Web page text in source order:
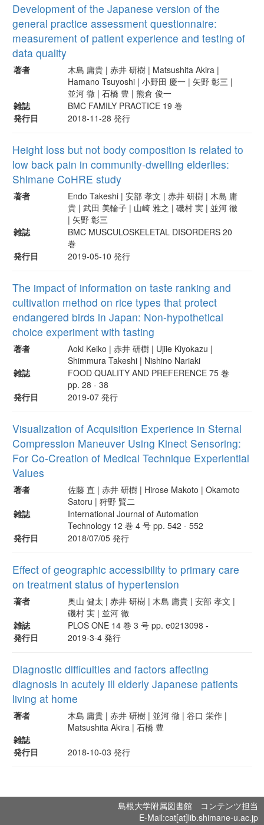
Development of the Japanese version of the
general practice assessment questionnaire:
measurement of patient experience and testing of
data quality
著者
木島 庸貴 | 赤井 研樹 | Matsushita Akira |
Hamano Tsuyoshi | 小野田 慶一 | 矢野 彰三 |
並河 徹 | 石橋 豊 | 熊倉 俊一
雑誌
BMC FAMILY PRACTICE 19 巻
発行日
2018-11-28 発行
Height loss but not body composition is related to
low back pain in community-dwelling elderlies:
Shimane CoHRE study
著者
Endo Takeshi | 安部 孝文 | 赤井 研樹 | 木島 庸
貴 | 武田 美輪子 | 山崎 雅之 | 磯村 実 | 並河 徹
| 矢野 彰三
雑誌
BMC MUSCULOSKELETAL DISORDERS 20
巻
発行日
2019-05-10 発行
The impact of information on taste ranking and
cultivation method on rice types that protect
endangered birds in Japan: Non-hypothetical
choice experiment with tasting
著者
Aoki Keiko | 赤井 研樹 | Ujiie Kiyokazu |
Shimmura Takeshi | Nishino Nariaki
雑誌
FOOD QUALITY AND PREFERENCE 75 巻
pp. 28 - 38
発行日
2019-07 発行
Visualization of Acquisition Experience in Sternal
Compression Maneuver Using Kinect Sensoring:
For Co-Creation of Medical Technique Experiential
Values
著者
佐藤 直 | 赤井 研樹 | Hirose Makoto | Okamoto
Satoru | 狩野 賢二
雑誌
International Journal of Automation
Technology 12 巻 4 号 pp. 542 - 552
発行日
2018/07/05 発行
Effect of geographic accessibility to primary care
on treatment status of hypertension
著者
奥山 健太 | 赤井 研樹 | 木島 庸貴 | 安部 孝文 |
磯村 実 | 並河 徹
雑誌
PLOS ONE 14 巻 3 号 pp. e0213098 -
発行日
2019-3-4 発行
Diagnostic difficulties and factors affecting
diagnosis in acutely ill elderly Japanese patients
living at home
著者
木島 庸貴 | 赤井 研樹 | 並河 徹 | 谷口 栄作 |
Matsushita Akira | 石橋 豊
雑誌
発行日
2018-10-03 発行
島根大学附属図書館 コンテンツ担当
E-Mail:cat[at]lib.shimane-u.ac.jp